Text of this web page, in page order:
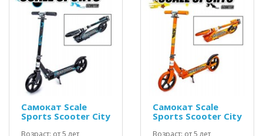
Самокат Scale
Sports Scooter City
Самокат Scale
Sports Scooter City